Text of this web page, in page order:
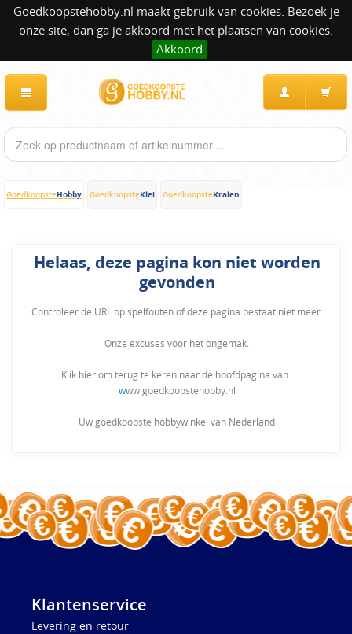
Goedkoopstehobby.nl maakt gebruik van cookies. Bezoek je
onze site, dan ga je akkoord met het plaatsen van cookies.
Akkoord
GoedkoopsteHobby GoedkoopsteKlei GoedkoopsteKralen
Helaas, deze pagina kon niet worden
gevonden
Controleer de URL op spelfouten of deze pagina bestaat niet meer.
Onze excuses voor het ongemak.
Klik hier om terug te keren naar de hoofdpagina van :
www.goedkoopstehobby.nl
Uw goedkoopste hobbywinkel van Nederland
Klantenservice
Levering en retour